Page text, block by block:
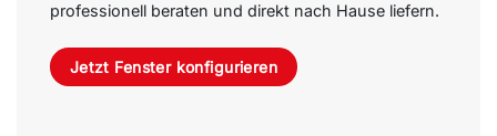
professionell beraten und direkt nach Hause liefern.
Jetzt Fenster konfigurieren